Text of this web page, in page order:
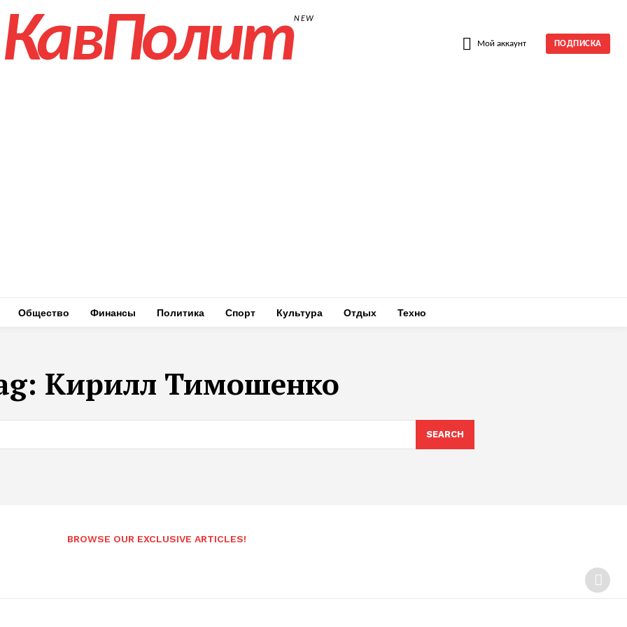
КавПолитNEW
Мой аккаунт ПОДПИСКА
Общество Финансы Политика Спорт Культура Отдых Техно
Кирилл Тимошенко
SEARCH
BROWSE OUR EXCLUSIVE ARTICLES!